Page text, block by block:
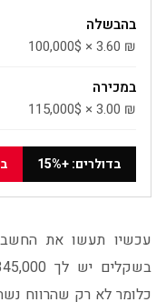
בהבשלה
100,000$ × 3.60 ₪
במכירה
115,000$ × 3.00 ₪
בדולרים: +15%
כלומר לא רק שהרווח